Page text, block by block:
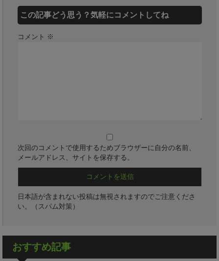
この記事どう思う？気軽にコメントしてね
コメント ※
次回のコメントで使用するためブラウザーに自分の名前、
メールアドレス、サイトを保存する。
日本語が含まれない投稿は無視されますのでご注意くださ
い。（スパム対策）
おすすめ記事